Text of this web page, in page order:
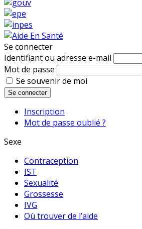
Se connecter
Identifiant ou adresse e-mail
Mot de passe
Se souvenir de moi
Se connecter
Inscription
Mot de passe oublié ?
Sexe
Contraception
IST
Sexualité
Grossesse
IVG
Où trouver de l’aide